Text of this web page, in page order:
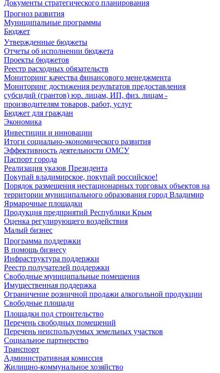
Документы стратегического планирования
Прогноз развития
Муниципальные программы
Бюджет
Утвержденные бюджеты
Отчеты об исполнении бюджета
Проекты бюджетов
Реестр расходных обязательств
Мониторинг качества финансового менеджмента
Мониторинг достижения результатов предоставления
субсидий (грантов) юр. лицам, ИП, физ. лицам -
производителям товаров, работ, услуг
Бюджет для граждан
Экономика
Инвестиции и инновации
Итоги социально-экономического развития
Эффективность деятельности ОМСУ
Паспорт города
Реализация указов Президента
Покупай владимирское, покупай российское!
Порядок размещения нестационарных торговых объектов на
территории муниципального образования город Владимир
Ярмарочные площадки
Продукция предприятий Республики Крым
Оценка регулирующего воздействия
Малый бизнес
Программа поддержки
В помощь бизнесу
Инфраструктура поддержки
Реестр получателей поддержки
Свободные муниципальные помещения
Имущественная поддержка
Ограничение розничной продажи алкогольной продукции
Свободные площади
Площадки под строительство
Перечень свободных помещений
Перечень неиспользуемых земельных участков
Социальное партнерство
Транспорт
Административная комиссия
Жилищно-коммунальное хозяйство